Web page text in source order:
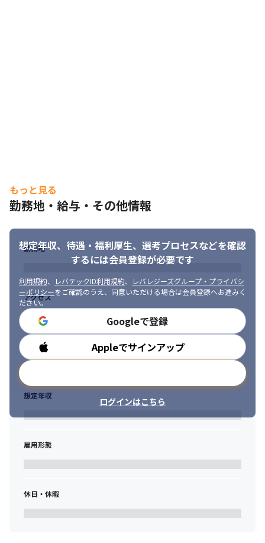
プロジェクトマネージャー（PM）として、『RECERQA』の開発
全体を横断的にリードしていただくポジションです。
一般的なPMが「既存パッケージの改善」や「顧客要望の取捨選
用したモック開発を行うため、“何を作るべきか”の定義から参画
します。顧客にとって本当に価値のあるものを一から設計し、エ
ンジニアと共にプロダクトを形にしていく、事業の基盤となる存
プロダクトはまだ完成されておらず、「これから作る」フェーズ
だからこそ、PM自身が顧客の声を深く理解し、顧客と一緒に仕様
を作り込む姿勢が求められます。セールス、CS、エンジニア、デ
ザイナーなど多職種と連携しながら、プロダクトの核を担うコア
メンバーとして活躍していただきます。
▼ 本ポジションのポイント
• リチェルカPMの特徴：パッケージカスタマイズではなく、“何を
作るか”の定義から参画
• 「創る」PM：顧客の声と課題をもとに、要件をゼロから設計。
プロダクトを一緒に作りあげる！
• 全員開発のカルチャー：開発現場に深く関与し、エンジニアと一
• 社会的インパクトの大きさ：大手企業までも、業務そのものをや
りかたを変革する
• 急成長SaaSスタートアップの中核人材：スピード感と裁量のあ
・顧客理解と要件定義
もっと見る
勤務地・給与・その他情報
想定年収、待遇・福利厚生、 選考プロセスなどを確認
するには会員登録が必要です
利用規約、 レバテックID利用規約、
レバレジーズグループ・プライバシ
ーポリシーをご確認のうえ、同意いただける場合は会員登録へお進みく
ださい。
Googleで登録
Appleでサインアップ
ログインはこちら
勤務地
アクセス
勤務時間
想定年収
雇用形態
休日・休暇